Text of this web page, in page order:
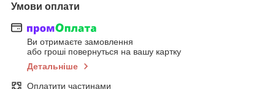
Умови оплати
Ви отримаєте замовлення
або гроші повернуться на вашу картку
Детальніше
Оплатити частинами